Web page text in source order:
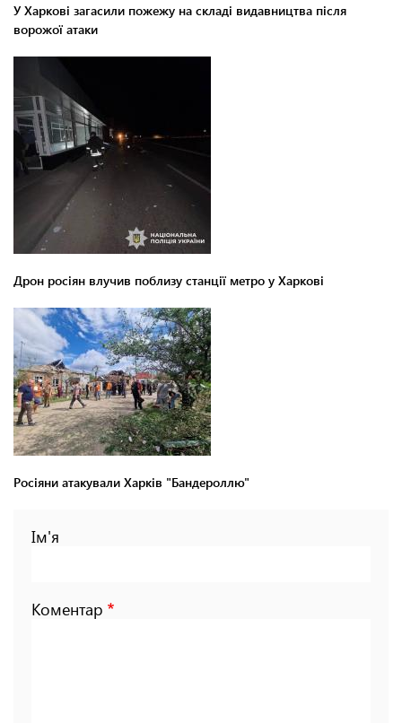
У Харкові загасили пожежу на складі видавництва після
ворожої атаки
Дрон росіян влучив поблизу станції метро у Харкові
Росіяни атакували Харків "Бандероллю"
Ім'я
Коментар